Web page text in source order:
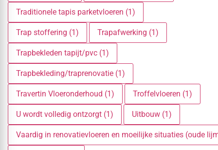
Traditionele tapis parketvloeren (1)
Trap stoffering (1) Trapafwerking (1)
Trapbekleden tapijt/pvc (1)
Trapbekleding/traprenovatie (1)
Travertin Vloeronderhoud (1) Troffelvloeren (1)
U wordt volledig ontzorgt (1) Uitbouw (1)
Vaardig in renovatievloeren en moeilijke situaties (oude